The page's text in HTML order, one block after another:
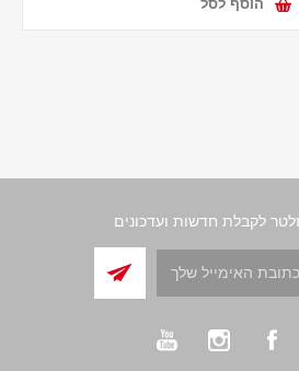
הוסף לסל
לקבלת חדשות ועדכונים